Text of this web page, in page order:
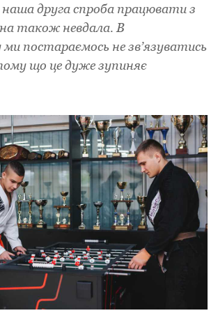
наша друга спроба працювати з
також невдала. В
постараємось не зв’язуватись
що це дуже зупиняє